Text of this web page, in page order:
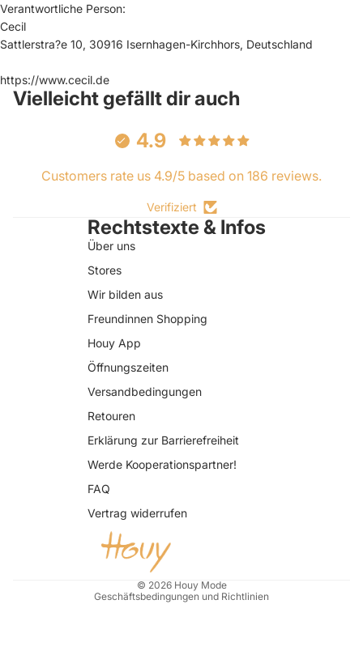
Verantwortliche Person:
Cecil
Sattlerstra?e 10, 30916 Isernhagen-Kirchhors, Deutschland
https://www.cecil.de
Vielleicht gefällt dir auch
4.9
Customers rate us 4.9/5 based on 186 reviews.
Verifiziert
Rechtstexte & Infos
Über uns
Stores
Wir bilden aus
Freundinnen Shopping
Houy App
Öffnungszeiten
Versandbedingungen
Retouren
Erklärung zur Barrierefreiheit
Werde Kooperationspartner!
FAQ
Vertrag widerrufen
© 2026 Houy Mode
Geschäftsbedingungen und Richtlinien
Kontaktinformationen